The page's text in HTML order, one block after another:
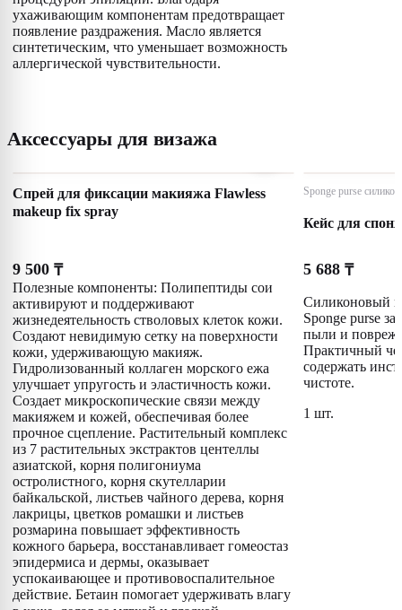
ухаживающим компонентам предотвращает
появление раздражения. Масло является
синтетическим, что уменьшает возможность
аллергической чувствительности.
Аксессуары для визажа
Спрей для фиксации макияжа Flawless
makeup fix spray
9 500 ₸
Полезные компоненты: Полипептиды сои
активируют и поддерживают
жизнедеятельность стволовых клеток кожи.
Создают невидимую сетку на поверхности
кожи, удерживающую макияж.
Гидролизованный коллаген морского ежа
улучшает упругость и эластичность кожи.
Создает микроскопические связи между
макияжем и кожей, обеспечивая более
прочное сцепление. Растительный комплекс
из 7 растительных экстрактов центеллы
азиатской, корня полигониума
остролистного, корня скутелларии
байкальской, листьев чайного дерева, корня
лакрицы, цветков ромашки и листьев
розмарина повышает эффективность
кожного барьера, восстанавливает гомеостаз
эпидермиса и дермы, оказывает
успокаивающее и противовоспалительное
действие. Бетаин помогает удерживать влагу
Sponge purse
Кейс для
5 688 ₸
Силиконовый
Sponge purse
пыли и
Практичный
содержать
чистоте.
1 шт.